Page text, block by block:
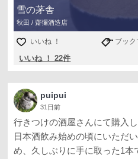
雪の茅舎
秋田 / 齋彌酒造店
いいね ！ ブック
いいね ！ 22件
puipui
31日前
行きつけの酒屋さんにて購入し
日本酒飲み始めの頃にいただ
め、久しぶりに手に取った1本